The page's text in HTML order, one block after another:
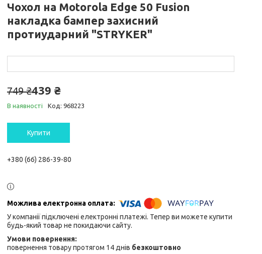
Чохол на Motorola Edge 50 Fusion
накладка бампер захисний
протиударний "STRYKER"
749 ₴439 ₴
В наявності Код: 968223
Купити
+380 (66) 286-39-80
У компанії підключені електронні платежі. Тепер ви можете купити
будь-який товар не покидаючи сайту.
повернення товару протягом 14 днів безкоштовно